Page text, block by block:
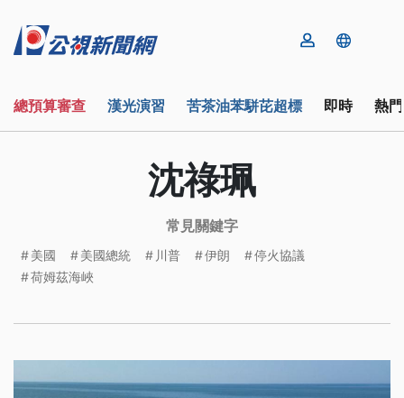
總預算審查 漢光演習 苦茶油苯駢芘超標 即時 熱
沈祿珮
常見關鍵字
美國 美國總統 川普 伊朗
停火協議
荷姆茲海峽